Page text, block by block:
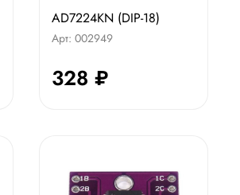
AD7224KN (DIP-18)
Арт: 002949
328 ₽